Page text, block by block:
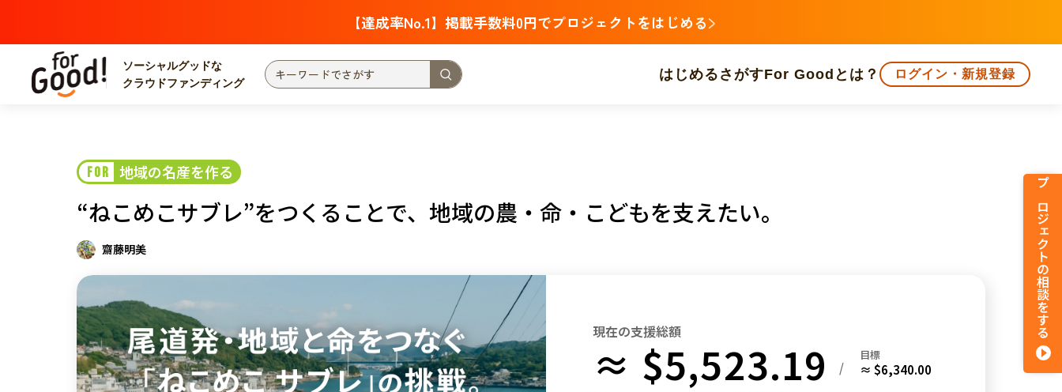
【達成率No.1】掲載手数料0円でプロジェクトをはじめる
ソーシャルグッドな
クラウドファンディング
はじめる さがすFor Goodとは？ ログイン・新規登録
カテゴリーからさがす
災害
社会貢献
地域からさがす
関東 茨城 栃木 群馬 埼玉 千葉
石川 福井
近畿 三重 滋賀 京都 大阪 兵庫
中国 鳥取 島根 岡山 広島 山口
FOR 地域の名産を作る
“ねこめこサブレ”をつくることで、地域の農・命・こどもを支えたい。
齋藤明美
現在の支援総額
≈ $5,523.19 /
目標
≈ $6,340.00
プロジェクトの相談をする